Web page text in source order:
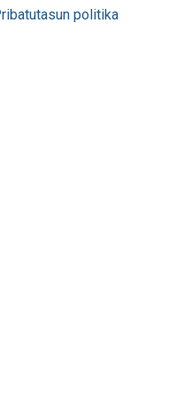
politika